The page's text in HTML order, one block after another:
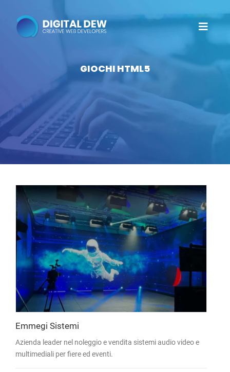
GIOCHI HTML5
Emmegi Sistemi
Azienda leader nel noleggio e vendita sistemi audio video e
multimediali per fiere ed eventi.